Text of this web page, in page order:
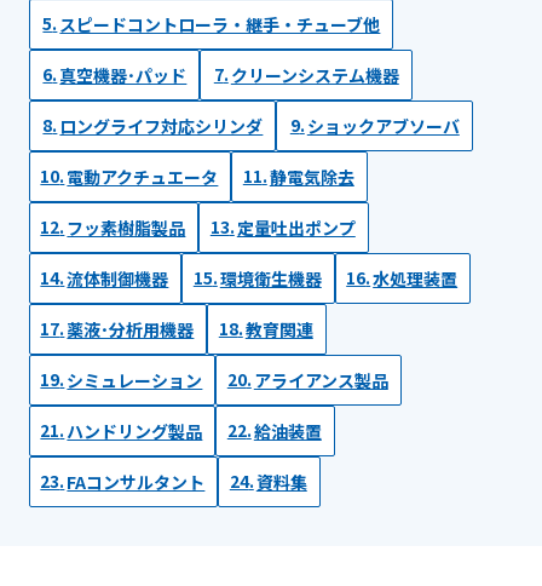
スピードコントローラ・継手・チューブ他
真空機器･パッド クリーンシステム機器
ロングライフ対応シリンダ ショックアブソーバ
電動アクチュエータ 静電気除去
フッ素樹脂製品 定量吐出ポンプ
流体制御機器 環境衛生機器 水処理装置
薬液･分析用機器 教育関連
シミュレーション アライアンス製品
ハンドリング製品 給油装置
FAコンサルタント 資料集